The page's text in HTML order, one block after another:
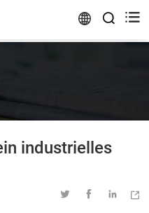
 
industrielles
   